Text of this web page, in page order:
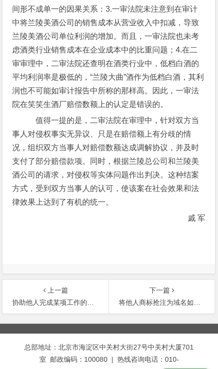
间形不成单一的因果关系：3.一审法院未注意到在审计
中将兰陵美酒公司的销售成本从营业收入中扣减，导致
兰陵美酒公司单位利润的增加。而且，一审法院也未考
虑酒类行业销售成本在企业成本中的比重问题；4.在二
审审理中，二审法院还查明在酒类行业中，低档白酒的
平均利润率是极低的，“兰陵大曲”酒作为低档白酒，其利
润也不可能如审计报告中所称的那样高。因此，一审法
院在笑笑生酒厂赔偿数额上的认定是错误的。
值得一提的是，二审法院在审理中，针对双方当
事人对侵权事实无异议、只是在赔偿额上有分歧的情
况，组织双方当事人对赔偿数额达成调解协议，并及时
支付了部分赔偿款项。同时，根据兰陵总公司和兰陵美
酒公司的请求，对侵权等实体问题作出判决。这种结案
方式，受到双方当事人的认可，使该案在社会效果和法
律效果上达到了有机的统一。
戚 军
上一篇
协助他人完成某项工作的人，能否成为著作权的主体
下一篇
将他人商标抢注为域名如何定性
文
章
总部地址：北京市海淀区中关村大街27号中关村大厦701
室 邮政编码：100080 | 热线咨询电话：010-